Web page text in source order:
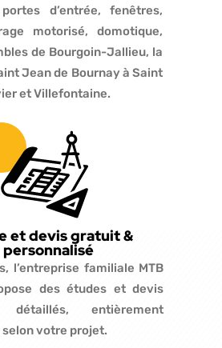
d’entrée, fenêtres,
motorisé, domotique,
de Bourgoin-Jallieu, la
Jean de Bournay à Saint
et Villefontaine.
et devis gratuit &
personnalisé
l’entreprise familiale MTB
des études et devis
entièrement
votre projet.